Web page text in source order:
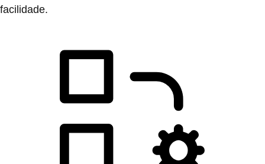
facilidade.